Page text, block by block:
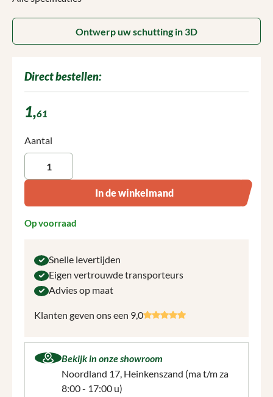
Ontwerp uw schutting in 3D
Direct bestellen:
1,61
Producthoeveelheid: Voer de gewenste hoeveelheid in of
Aantal
In de winkelmand
Op voorraad
Snelle levertijden
Eigen vertrouwde transporteurs
Advies op maat
Klanten geven ons een 9,0
Bekijk in onze showroom
Noordland 17, Heinkenszand (ma t/m za
8:00 - 17:00 u)